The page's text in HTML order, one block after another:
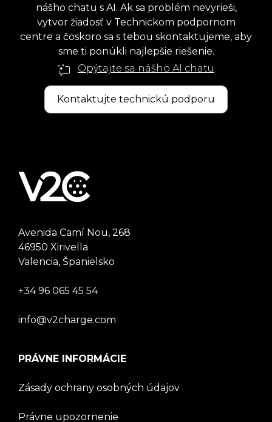
nášho chatu s AI. Ak sa problém nevyrieši,
vytvor žiadosť v Technickom podpornom
centre a čoskoro sa s tebou skontaktujeme, aby
sme ti ponúkli najlepšie riešenie.
Opýtajte sa nášho AI chatu
Kontaktujte technickú podporu
Avenida Camí Nou, 268
46950 Xirivella
Valencia, Španielsko
+34 96 065 45 54
info@v2charge.com
PRÁVNE INFORMÁCIE
Zásady ochrany osobných údajov
Právne upozornenie